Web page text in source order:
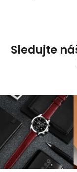
Sledujte